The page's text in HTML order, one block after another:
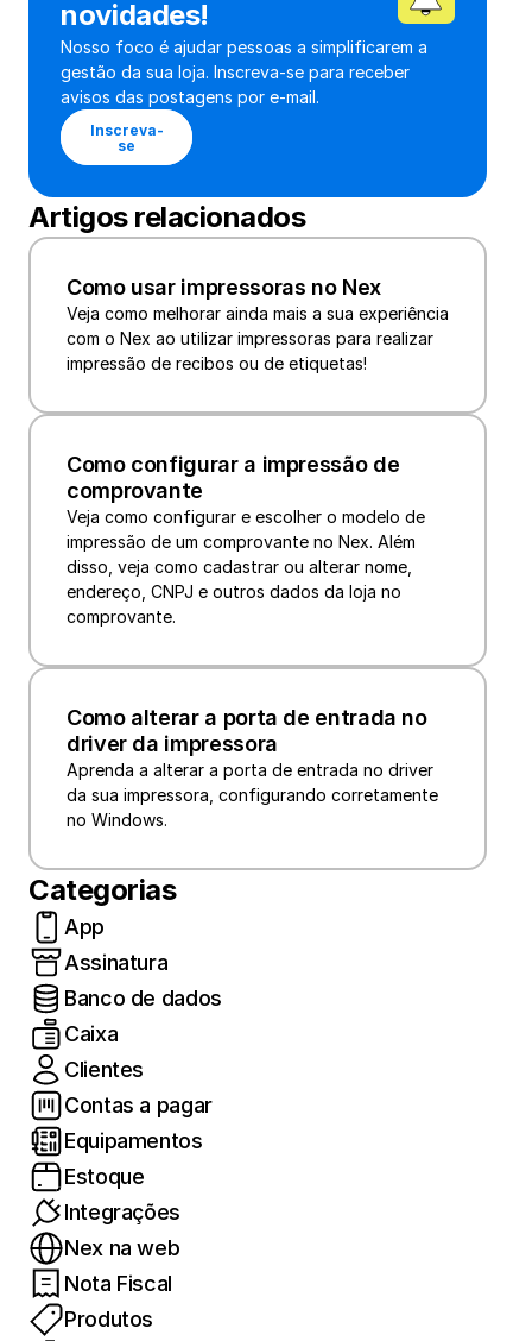
novidades!
Nosso foco é ajudar pessoas a simplificarem a
gestão da sua loja. Inscreva-se para receber
avisos das postagens por e-mail.
Inscreva-
se
Artigos relacionados
Como usar impressoras no Nex
Veja como melhorar ainda mais a sua experiência
com o Nex ao utilizar impressoras para realizar
impressão de recibos ou de etiquetas!
Como configurar a impressão de
comprovante
Veja como configurar e escolher o modelo de
impressão de um comprovante no Nex. Além
disso, veja como cadastrar ou alterar nome,
endereço, CNPJ e outros dados da loja no
comprovante.
Como alterar a porta de entrada no
driver da impressora
Aprenda a alterar a porta de entrada no driver
da sua impressora, configurando corretamente
no Windows.
Categorias
App
Assinatura
Banco de dados
Caixa
Clientes
Contas a pagar
Equipamentos
Estoque
Integrações
Nex na web
Nota Fiscal
Produtos